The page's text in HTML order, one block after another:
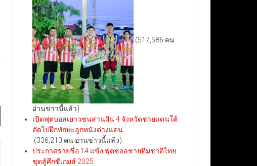
(517,586 คน
อ่านข่าวนี้แล้ว)
เปิดฟุตบอลเยาวชนสานฝัน 4 จังหวัดชายแดนใต้
คัดไปฝึกทักษะลูกหนังต่างแดน
(336,210 คน อ่านข่าวนี้แล้ว)
ประกาศรายชื่อ 14 แข้ง ฟุตซอลชายทีมชาติไทย
ชุดสู้ศึกซีเกมส์ 2025